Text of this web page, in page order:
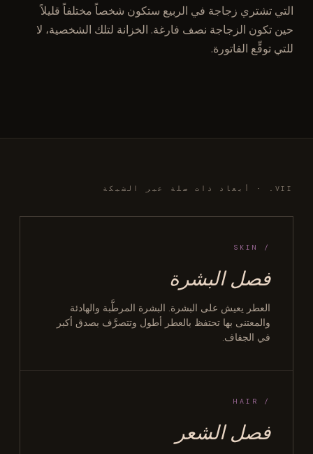
التي تشتري زجاجة في الربيع ستكون شخصاً مختلفاً قليلاً
حين تكون الزجاجة نصف فارغة. الخزانة لتلك الشخصية، لا
للتي توقِّع الفاتورة.
VII. · أبعاد ذات صلة عبر الشبكة
/ SKIN
فصل البشرة
العطر يعيش على البشرة. البشرة المرطَّبة والهادئة
والمعتنى بها تحتفظ بالعطر أطول وتتصرَّف بصدق أكبر
في الجفاف.
/ HAIR
فصل الشعر